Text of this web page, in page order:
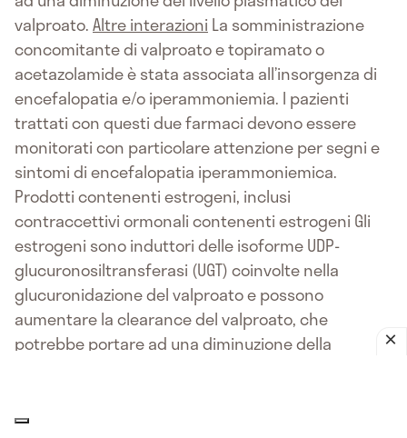
valproato.Altre interazioni La somministrazione
concomitante di valproato e topiramato o
acetazolamide è stata associata all’insorgenza di
encefalopatia e/o iperammoniemia. I pazienti
trattati con questi due farmaci devono essere
monitorati con particolare attenzione per segni e
sintomi di encefalopatia iperammoniemica.
Prodotti contenenti estrogeni, inclusi
contraccettivi ormonali contenenti estrogeni Gli
estrogeni sono induttori delle isoforme UDP-
glucuronosiltransferasi (UGT) coinvolte nella
glucuronidazione del valproato e possono
aumentare la clearance del valproato, che
potrebbe portare ad una diminuzione della
paragrafo 4.4). Prendere in considerazione il